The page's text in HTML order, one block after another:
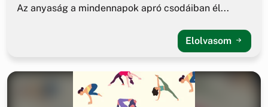
Az anyaság a mindennapok apró csodáiban él...
Elolvasom